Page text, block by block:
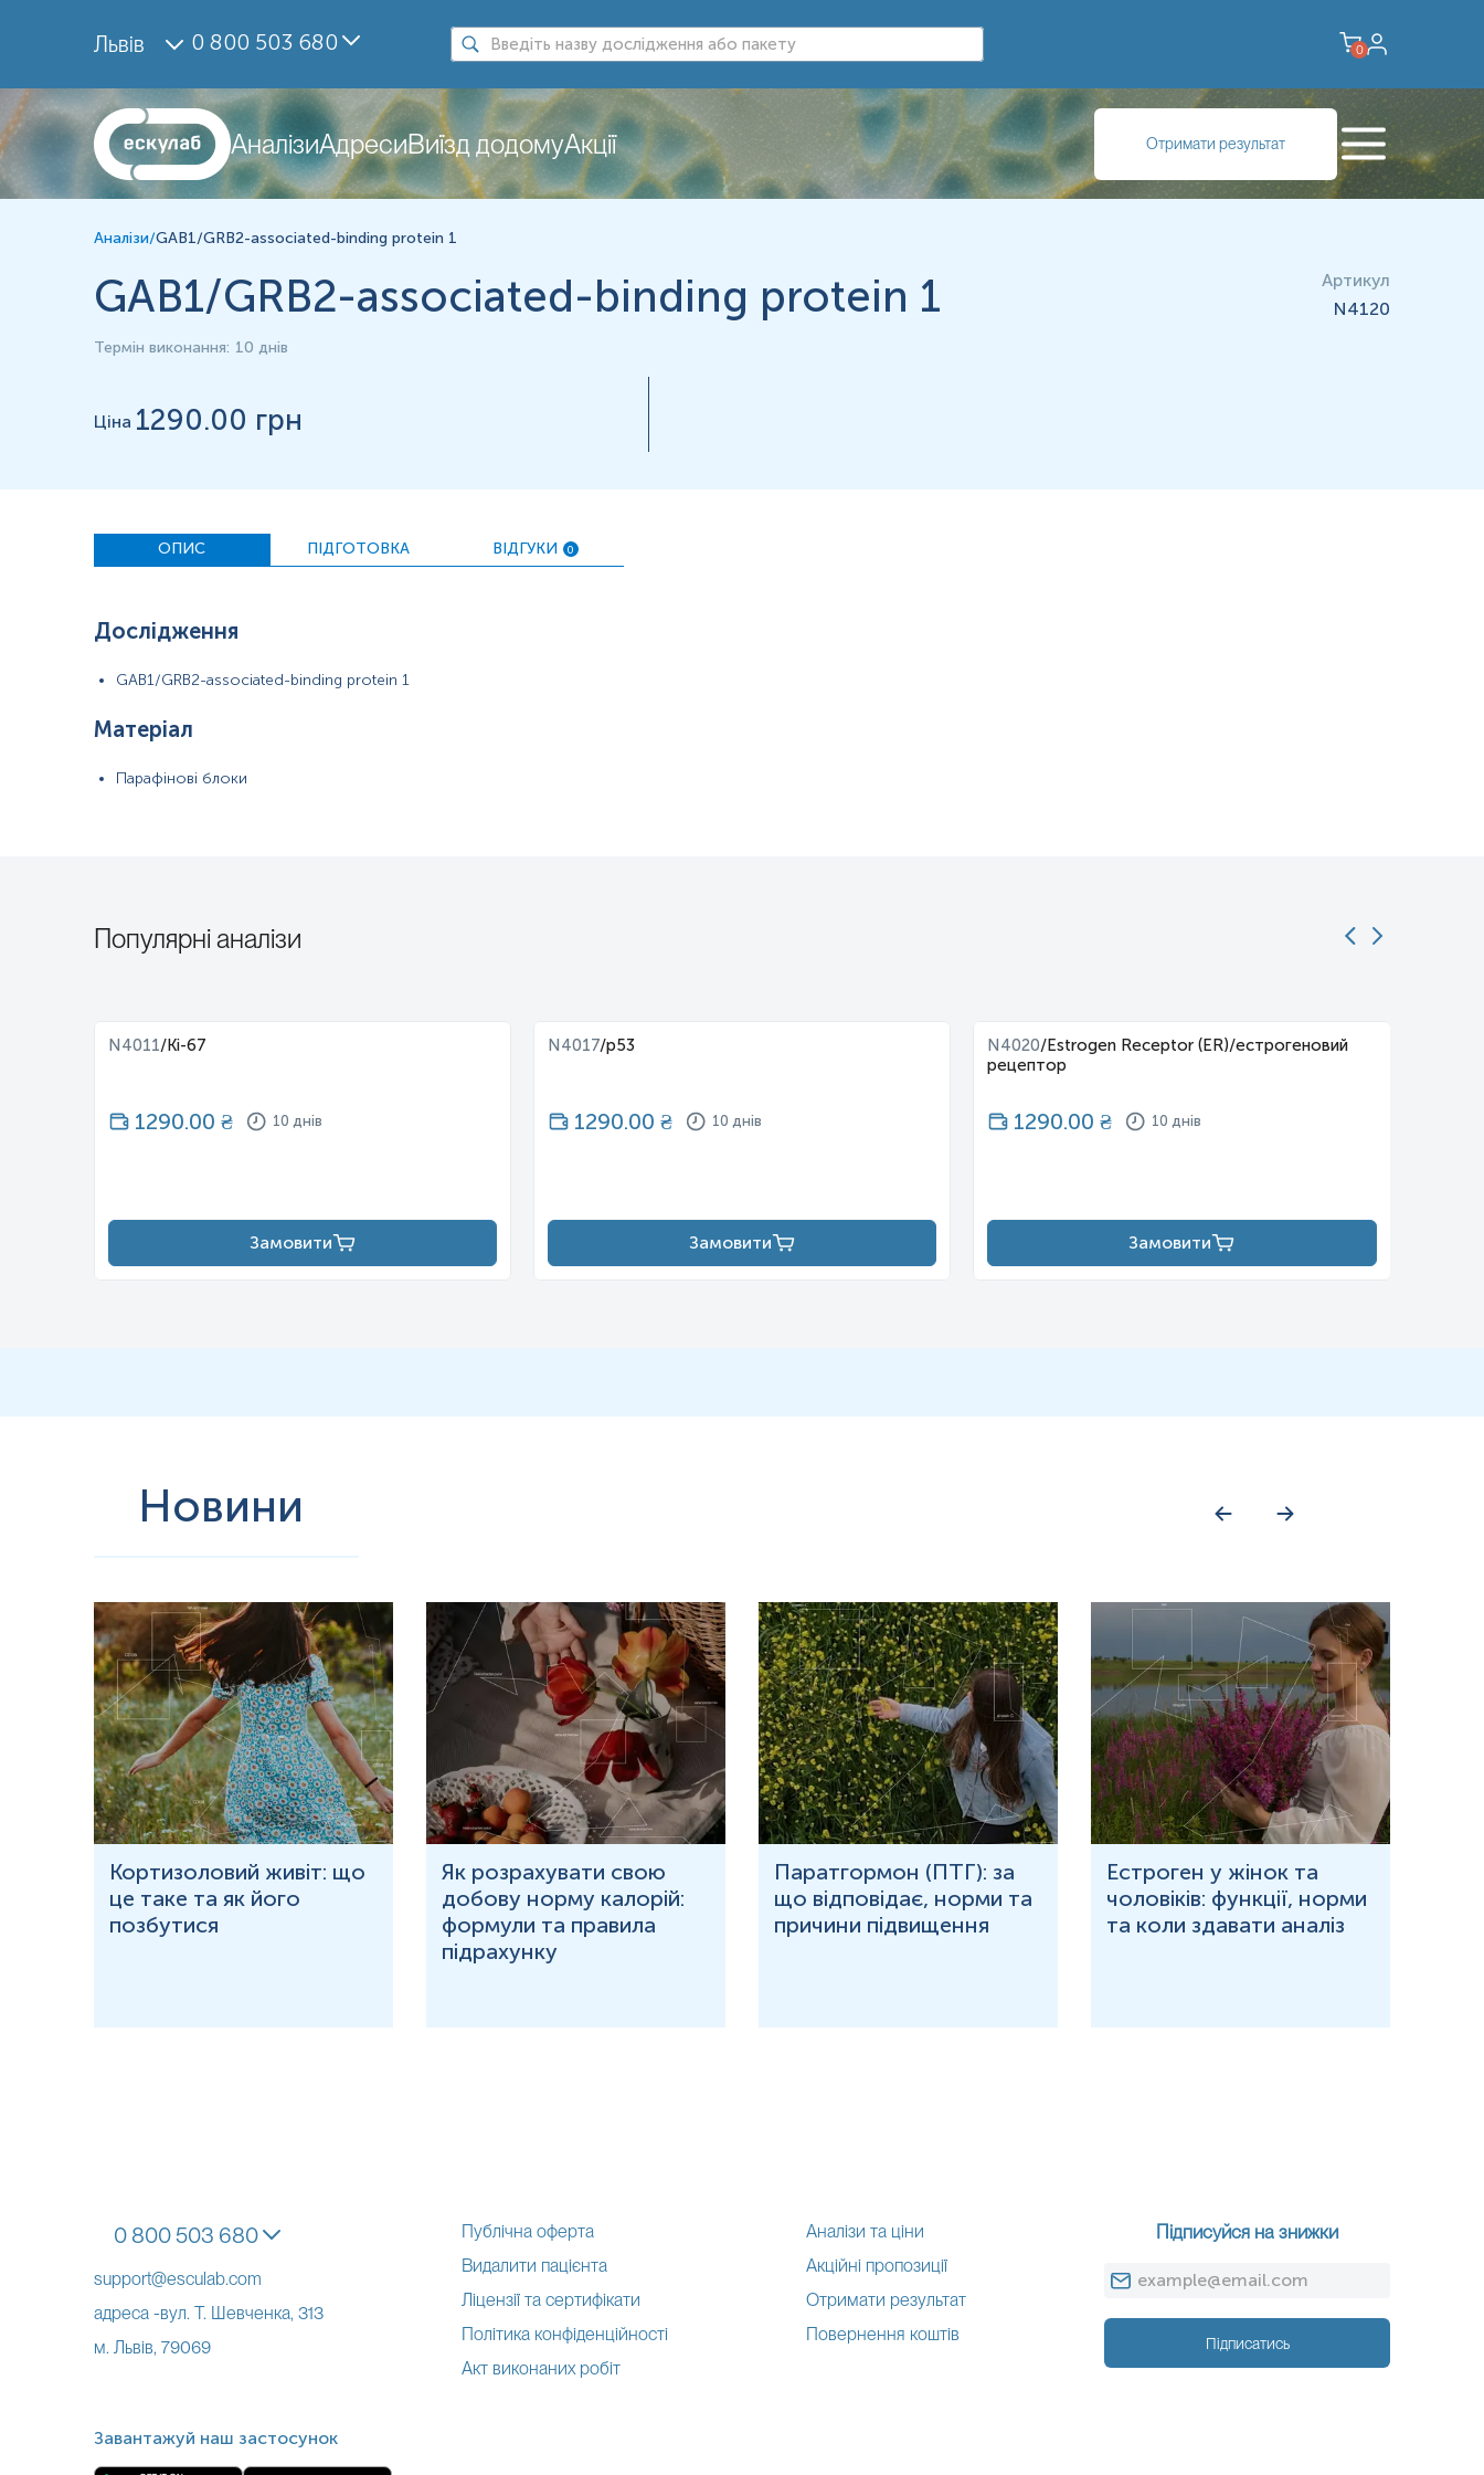
Львів 0 800 503 680 0
АналізиАдресиВиїзд додомуАкції Отримати результат
GAB1/GRB2-associated-binding protein 1
Матеріал
Парафінові блоки
*Одиниці вимірювання, референтні значення та діапазон вимірювань можуть змінюватися у відповідності до зміни тест-систем.
Аналізи/GAB1/GRB2-associated-binding protein 1
GAB1/GRB2-associated-binding protein 1
Артикул
N4120
Термін виконання: 10 днів
Ціна 1290.00 грн
ОПИС ПІДГОТОВКА ВІДГУКИ 0
Дослідження
GAB1/GRB2-associated-binding protein 1
Матеріал
Парафінові блоки
Популярні аналізи
N4011/Ki-67
1290.00 ₴ 10 днів
Замовити
N4017/p53
1290.00 ₴ 10 днів
Замовити
N4020/Estrogen Receptor (ER)/естрогеновий
рецептор
1290.00 ₴ 10 днів
Замовити
Новини
Кортизоловий живіт: що
це таке та як його
позбутися
Як розрахувати свою
добову норму калорій:
формули та правила
підрахунку
Паратгормон (ПТГ): за
що відповідає, норми та
причини підвищення
Естроген у жінок та
чоловіків: функції, норми
та коли здавати аналіз
0 800 503 680
support@esculab.com
адреса -вул. Т. Шевченка, 313
м. Львів, 79069
Публічна оферта
Видалити пацієнта
Ліцензії та сертифікати
Політика конфіденційності
Акт виконаних робіт
Аналізи та ціни
Акційні пропозиції
Отримати результат
Повернення коштів
Підписуйся на знижки
Підписатись
Завантажуй наш застосунок